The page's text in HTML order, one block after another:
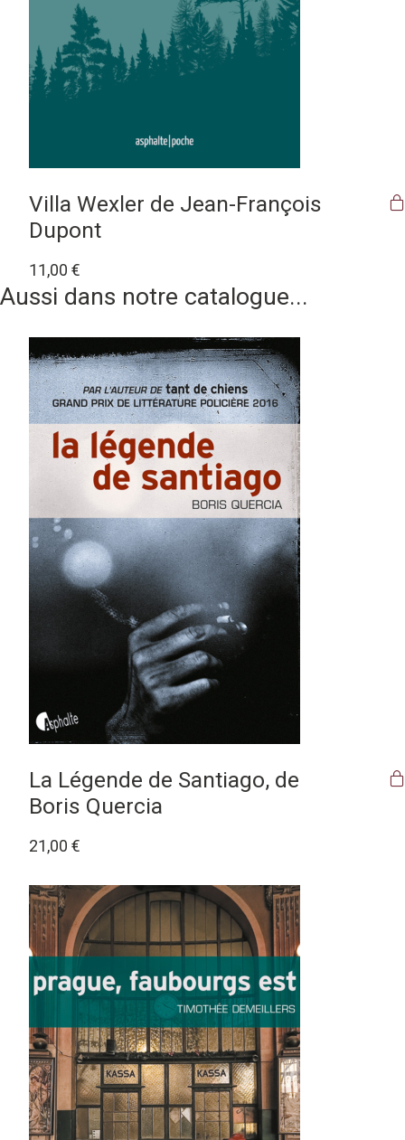
Villa Wexler de Jean-François
Dupont
11,00 €
Aussi dans notre catalogue...
La Légende de Santiago, de
Boris Quercia
21,00 €